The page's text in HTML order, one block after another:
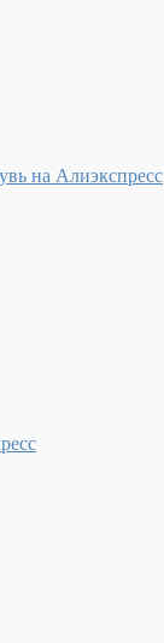
на Алиэкспресс